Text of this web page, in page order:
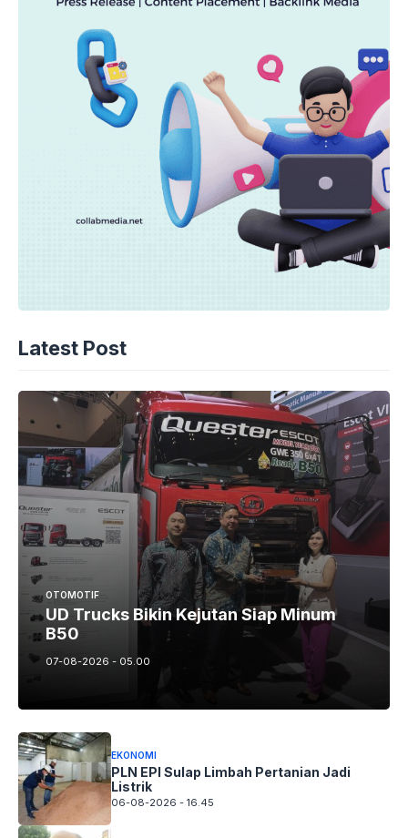
Latest Post
OTOMOTIF
UD Trucks Bikin Kejutan Siap Minum
B50
07-08-2026 - 05.00
EKONOMI
PLN EPI Sulap Limbah Pertanian Jadi
Listrik
06-08-2026 - 16.45